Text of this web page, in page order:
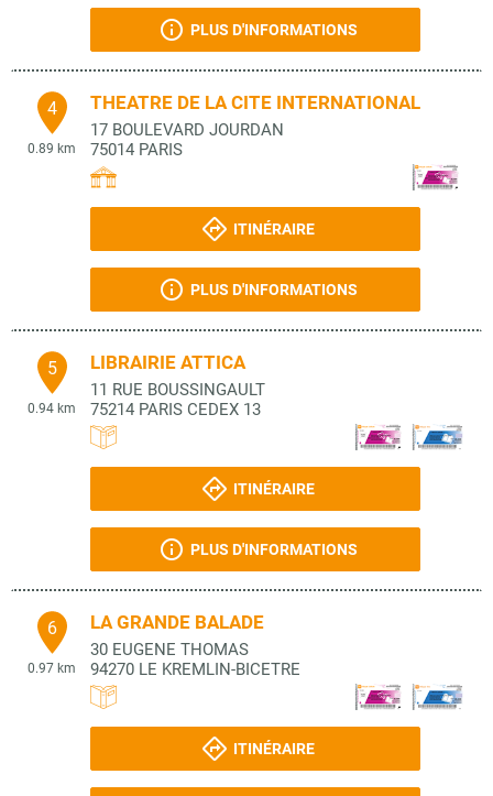
PLUS D'INFORMATIONS
4
0.89 km
THEATRE DE LA CITE INTERNATIONAL
17 BOULEVARD JOURDAN
75014 PARIS
ITINÉRAIRE
PLUS D'INFORMATIONS
5
0.94 km
LIBRAIRIE ATTICA
11 RUE BOUSSINGAULT
75214 PARIS CEDEX 13
ITINÉRAIRE
PLUS D'INFORMATIONS
6
0.97 km
LA GRANDE BALADE
30 EUGENE THOMAS
94270 LE KREMLIN-BICETRE
ITINÉRAIRE